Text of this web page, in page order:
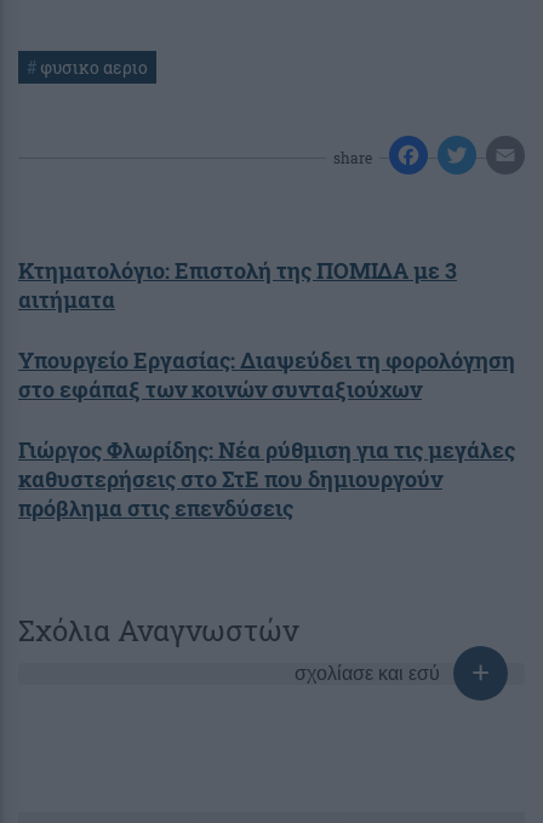
# φυσικο αεριο
share
Κτηματολόγιο: Επιστολή της ΠΟΜΙΔΑ με 3
αιτήματα
Υπουργείο Εργασίας: Διαψεύδει τη φορολόγηση
στο εφάπαξ των κοινών συνταξιούχων
Γιώργος Φλωρίδης: Νέα ρύθμιση για τις μεγάλες
καθυστερήσεις στο ΣτΕ που δημιουργούν
πρόβλημα στις επενδύσεις
Σχόλια Αναγνωστών
σχολίασε και εσύ